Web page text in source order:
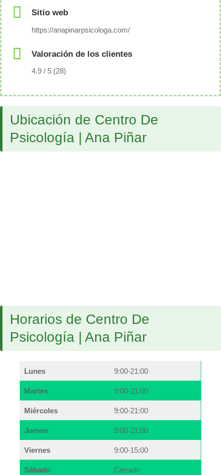
Sitio web
https://anapinarpsicologa.com/
Valoración de los clientes
4.9 / 5 (28)
Ubicación de Centro De
Psicología | Ana Piñar
Horarios de Centro De
Psicología | Ana Piñar
Lunes 9:00-21:00
Martes 9:00-21:00
Miércoles 9:00-21:00
Jueves 9:00-21:00
Viernes 9:00-15:00
Sábado Cerrado